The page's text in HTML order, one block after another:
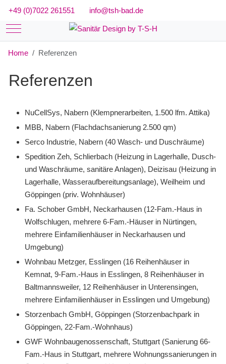
+49 (0)7022 261551
info@tsh-bad.de
Mobile Menu Toggle
Home Referenzen
Referenzen
NuCellSys, Nabern (Klempnerarbeiten, 1.500 lfm. Attika)
MBB, Nabern (Flachdachsanierung 2.500 qm)
Serco Industrie, Nabern (40 Wasch- und Duschräume)
Spedition Zeh, Schlierbach (Heizung in Lagerhalle, Dusch-
und Waschräume, sanitäre Anlagen), Deizisau (Heizung in
Lagerhalle, Wasseraufbereitungsanlage), Weilheim und
Göppingen (priv. Wohnhäuser)
Fa. Schober GmbH, Neckarhausen (12-Fam.-Haus in
Wolfschlugen, mehrere 6-Fam.-Häuser in Nürtingen,
mehrere Einfamilienhäuser in Neckarhausen und
Umgebung)
Wohnbau Metzger, Esslingen (16 Reihenhäuser in
Kemnat, 9-Fam.-Haus in Esslingen, 8 Reihenhäuser in
Baltmannsweiler, 12 Reihenhäuser in Unterensingen,
mehrere Einfamilienhäuser in Esslingen und Umgebung)
Storzenbach GmbH, Göppingen (Storzenbachpark in
Göppingen, 22-Fam.-Wohnhaus)
GWF Wohnbaugenossenschaft, Stuttgart (Sanierung 66-
Fam.-Haus in Stuttgart, mehrere Wohnungssanierungen in